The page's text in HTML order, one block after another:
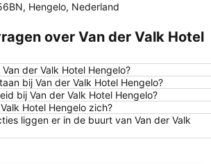
Inselbad BAHIA
Haarmühle
Offlumer See
Wasserburg Gemen
Hengelo, Nederland
over Van der Valk Hotel
der Valk Hotel Hengelo?
bij Van der Valk Hotel Hengelo?
bij Van der Valk Hotel Hengelo?
Hotel Hengelo zich?
liggen er in de buurt van Van der Valk